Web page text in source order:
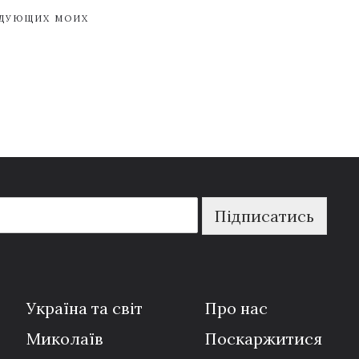
МОИХ
Підписатись
Україна та світ
Миколаїв
Про нас
Поскаржитися